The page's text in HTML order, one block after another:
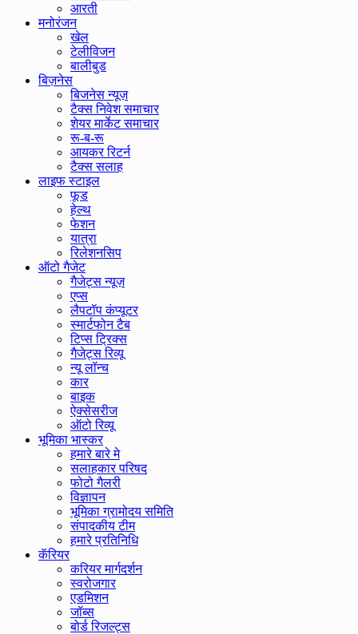
आरती
मनोरंजन
खेल
टेलीविजन
बालीबुड
बिज़नेस
बिजनेस न्यूज़
टैक्स निवेश समाचार
शेयर मार्केट समाचार
रू-ब-रू
आयकर रिटर्न
टैक्स सलाह
लाइफ स्टाइल
फूड
हेल्थ
फेशन
यात्रा
रिलेशनसिप
ऑटो गैजेट
गैजेट्स न्यूज़
एप्स
लैपटॉप कंप्यूटर
स्मार्टफोन टैब
टिप्स ट्रिक्स
गैजेट्स रिव्यू
न्यू लॉन्च
कार
बाइक
ऐक्सेसरीज
ऑटो रिव्यू
भूमिका भास्कर
हमारे बारे मे
सलाहकार परिषद
फोटो गैलरी
विज्ञापन
भूमिका ग्रामोदय समिति
संपादकीय टीम
हमारे प्रतिनिधि
कॅरियर
करियर मार्गदर्शन
स्वरोजगार
एडमिशन
जॉब्स
बोर्ड रिजल्ट्स